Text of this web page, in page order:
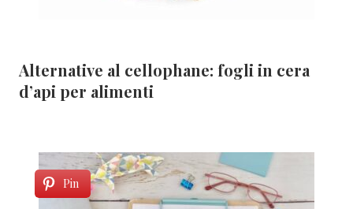
Alternative al cellophane: fogli in cera
d’api per alimenti
Pin